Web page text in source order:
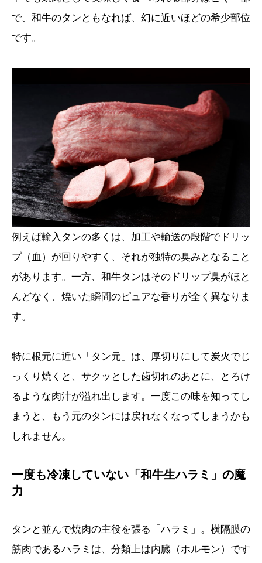
で、和牛のタンともなれば、幻に近いほどの希少部位
です。
例えば輸入タンの多くは、加工や輸送の段階でドリッ
プ（血）が回りやすく、それが独特の臭みとなること
があります。一方、和牛タンはそのドリップ臭がほと
んどなく、焼いた瞬間のピュアな香りが全く異なりま
す。
特に根元に近い「タン元」は、厚切りにして炭火でじ
っくり焼くと、サクッとした歯切れのあとに、とろけ
るような肉汁が溢れ出します。一度この味を知ってし
まうと、もう元のタンには戻れなくなってしまうかも
しれません。
一度も冷凍していない「和牛生ハラミ」の魔
力
タンと並んで焼肉の主役を張る「ハラミ」。横隔膜の
筋肉であるハラミは、分類上は内臓（ホルモン）です